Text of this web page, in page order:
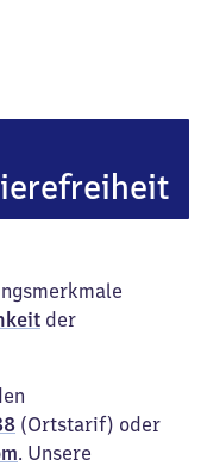
der
(Ortstarif) oder
. Unsere